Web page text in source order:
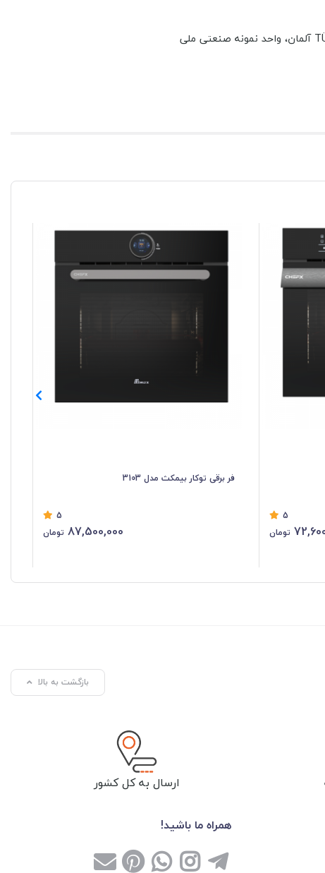
5
تومان
فر برقی توکار بیمکث مدل 3103
5
87,500,000 تومان
بازگشت به بالا
ارسال به کل کشور
همراه ما باشید!